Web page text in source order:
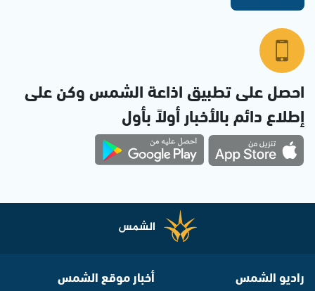
احصل على تطبيق اذاعة الشمس وكن على
إطلاع دائم بالأخبار أولاً بأول
راديو الشمس أخبار موقع الشمس